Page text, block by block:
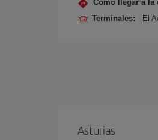
Cómo llegar a la
Terminales: El
Asturias